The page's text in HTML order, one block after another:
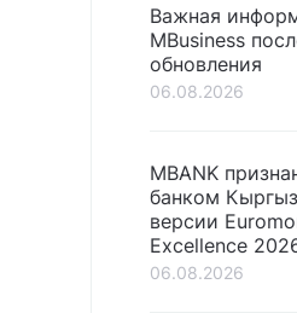
Важная
MBusiness
обновления
06.08.2026
MBANK
банком
версии
Excellence
06.08.2026